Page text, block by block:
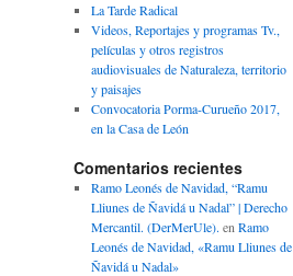
La Tarde Radical
Videos, Reportajes y programas Tv.,
películas y otros registros
audiovisuales de Naturaleza, territorio
y paisajes
Convocatoria Porma-Curueño 2017,
en la Casa de León
Comentarios recientes
Ramo Leonés de Navidad, “Ramu
Lliunes de Ñavidá u Nadal” | Derecho
Mercantil. (DerMerUle). en Ramo
Leonés de Navidad, «Ramu Lliunes de
Ñavidá u Nadal»